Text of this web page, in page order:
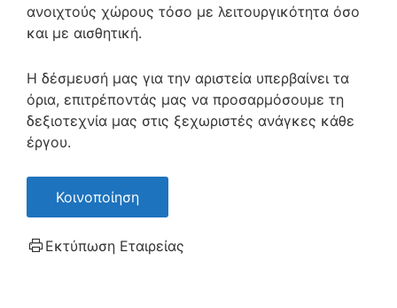
ανοιχτούς χώρους τόσο με λειτουργικότητα όσο
και με αισθητική.
Η δέσμευσή μας για την αριστεία υπερβαίνει τα
όρια, επιτρέποντάς μας να προσαρμόσουμε τη
δεξιοτεχνία μας στις ξεχωριστές ανάγκες κάθε
έργου.
Κοινοποίηση
Εκτύπωση Εταιρείας